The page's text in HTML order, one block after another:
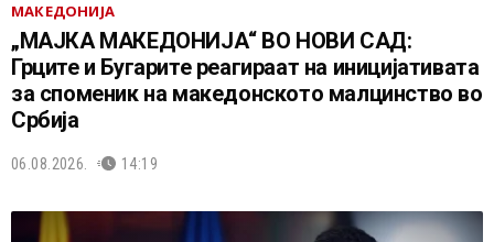
МАКЕДОНИЈА
„МАЈКА МАКЕДОНИЈА“ ВО НОВИ САД:
Грците и Бугарите реагираат на иницијативата
за споменик на македонското малцинство во
Србија
06.08.2026. 14:19